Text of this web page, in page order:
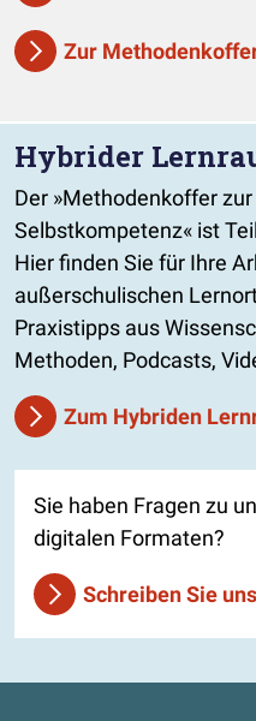
Zur
Hybrider
Der »Methodenkoffer
Selbstkompetenz« ist
Hier finden Sie für Ihre
außerschulischen
Praxistipps aus
Methoden, Podcasts,
Zum Hybriden
Sie haben Fragen zu
digitalen Formaten?
Schreiben Sie